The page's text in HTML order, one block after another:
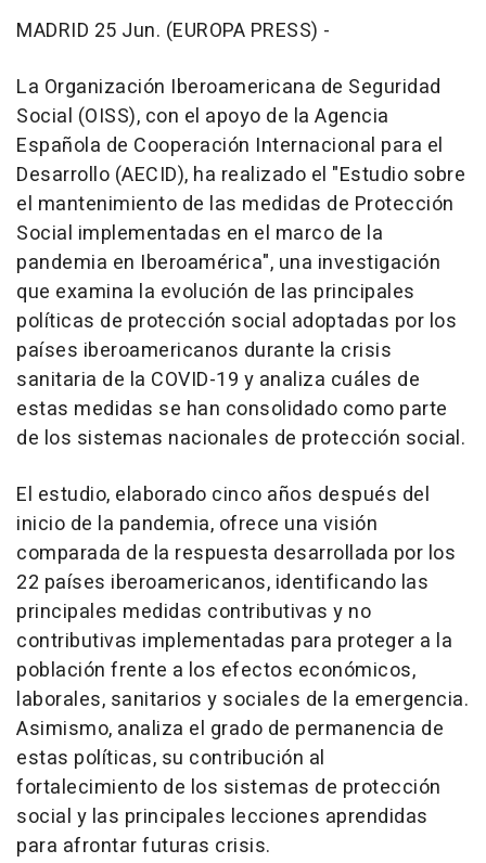
MADRID 25 Jun. (EUROPA PRESS) -
La Organización Iberoamericana de Seguridad
Social (OISS), con el apoyo de la Agencia
Española de Cooperación Internacional para el
Desarrollo (AECID), ha realizado el "Estudio sobre
el mantenimiento de las medidas de Protección
Social implementadas en el marco de la
pandemia en Iberoamérica", una investigación
que examina la evolución de las principales
políticas de protección social adoptadas por los
países iberoamericanos durante la crisis
sanitaria de la COVID-19 y analiza cuáles de
estas medidas se han consolidado como parte
de los sistemas nacionales de protección social.
El estudio, elaborado cinco años después del
inicio de la pandemia, ofrece una visión
comparada de la respuesta desarrollada por los
22 países iberoamericanos, identificando las
principales medidas contributivas y no
contributivas implementadas para proteger a la
población frente a los efectos económicos,
laborales, sanitarios y sociales de la emergencia.
Asimismo, analiza el grado de permanencia de
estas políticas, su contribución al
fortalecimiento de los sistemas de protección
social y las principales lecciones aprendidas
para afrontar futuras crisis.